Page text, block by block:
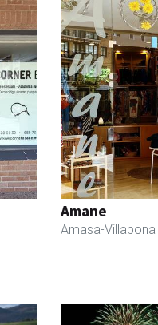
Amane
Amasa-Villabona